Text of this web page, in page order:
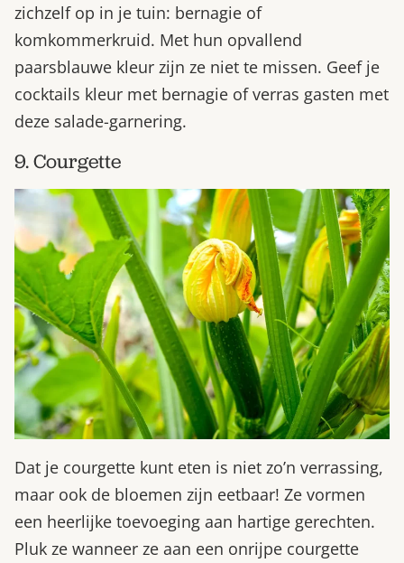
zichzelf op in je tuin: bernagie of
komkommerkruid. Met hun opvallend
paarsblauwe kleur zijn ze niet te missen. Geef je
cocktails kleur met bernagie of verras gasten met
deze salade-garnering.
9. Courgette
Dat je courgette kunt eten is niet zo’n verrassing,
maar ook de bloemen zijn eetbaar! Ze vormen
een heerlijke toevoeging aan hartige gerechten.
Pluk ze wanneer ze aan een onrijpe courgette